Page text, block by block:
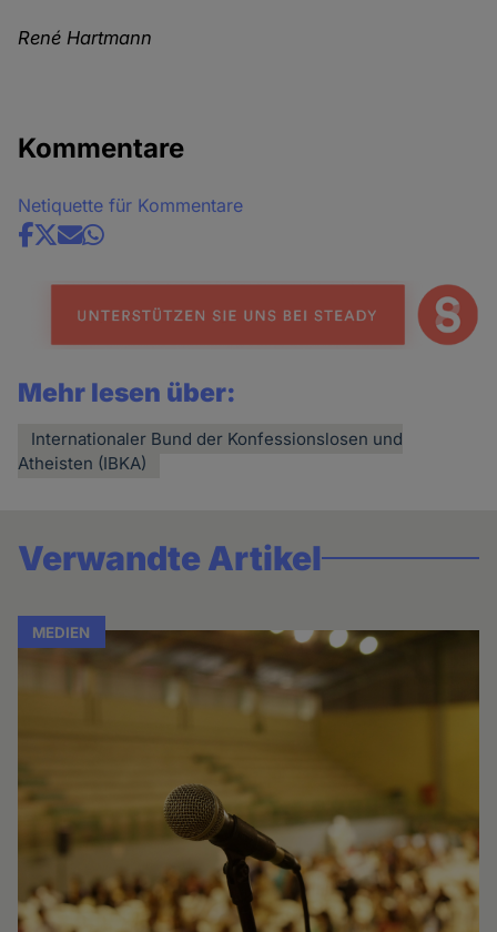
René Hartmann
Kommentare
Netiquette für Kommentare
Share
news
Mehr lesen über:
Internationaler Bund der Konfessionslosen und
Atheisten (IBKA)
Verwandte Artikel
MEDIEN